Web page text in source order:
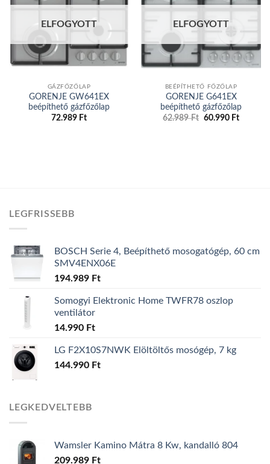
ELFOGYOTT
GÁZFŐZŐLAP
GORENJE GW641EX
beépíthető gázfőzőlap
72.989 Ft
ELFOGYOTT
BEÉPÍTHETŐ FŐZŐLAP
GORENJE G641EX
beépíthető gázfőzőlap
62.989Ft Original
60.990 Ft
LEGFRISSEBB
BOSCH Serie 4, Beépíthető mosogatógép, 60 cm
SMV4ENX06E
194.989 Ft
Somogyi Elektronic Home TWFR78 oszlop
ventilátor
14.990 Ft
LG F2X10S7NWK Elöltöltős mosógép, 7 kg
144.990 Ft
LEGKEDVELTEBB
Wamsler Kamino Mátra 8 Kw, kandalló 804
209.989 Ft